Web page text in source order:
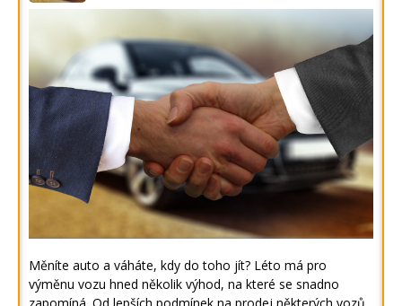
Měníte auto a váháte, kdy do toho jít? Léto má pro
výměnu vozu hned několik výhod, na které se snadno